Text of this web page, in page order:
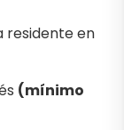
residente en
(mínimo